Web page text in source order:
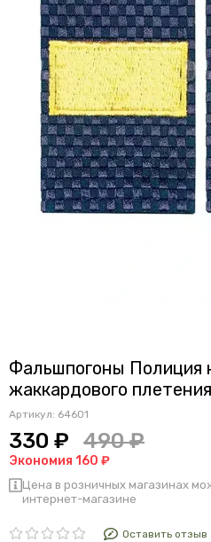
Фальшпогоны Полиция
жаккардового
Артикул: 64601
330 ₽ 490 ₽
Экономия 160 ₽
Цена в розничных магазинах
интернет-магазине
Оставить отзыв